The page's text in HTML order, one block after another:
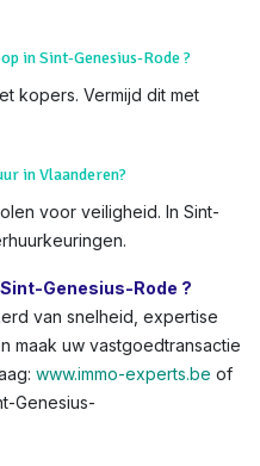
in Sint-Genesius-Rode ?
kopers. Vermijd dit met
in Vlaanderen?
voor veiligheid. In Sint-
Genesius-Rode ?
van snelheid, expertise
maak uw vastgoedtransactie
www.immo-experts.be of
Genesius-